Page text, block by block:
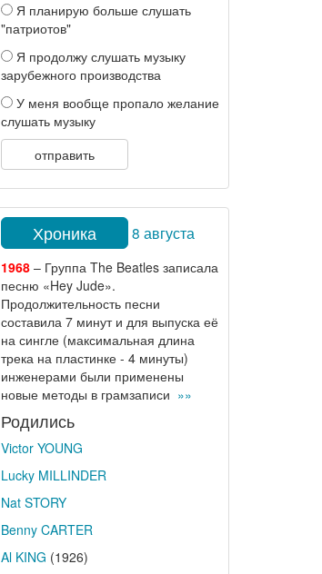
Я планирую больше слушать
"патриотов"
Я продолжу слушать музыку
зарубежного производства
У меня вообще пропало желание
слушать музыку
отправить
Хроника 8 августа
1968– Группа The Beatles записала
песню «Hey Jude».
Продолжительность песни
составила 7 минут и для выпуска её
на сингле (максимальная длина
трека на пластинке - 4 минуты)
инженерами были применены
новые методы в грамзаписи »»
Родились
Victor YOUNG
Lucky MILLINDER
Nat STORY
Benny CARTER
Al KING (1926)